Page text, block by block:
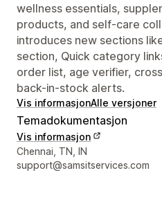
wellness essentials,
products, and self-care
introduces new sections
section, Quick category
order list, age verifier,
back-in-stock alerts.
Vis informasjonAlle versjoner
Temadokumentasjon
Vis informasjon
Designerens kontaktinfo
Chennai, TN, IN
support@samsitservices.com